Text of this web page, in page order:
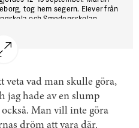
tog hem segern. Elever från
och Smedensskolan,
veta vad man skulle göra,
jag hade av en slump
Man vill inte göra
dröm att vara där.